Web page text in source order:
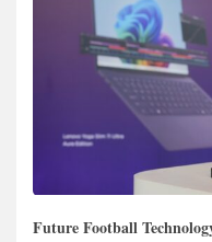
Future Football